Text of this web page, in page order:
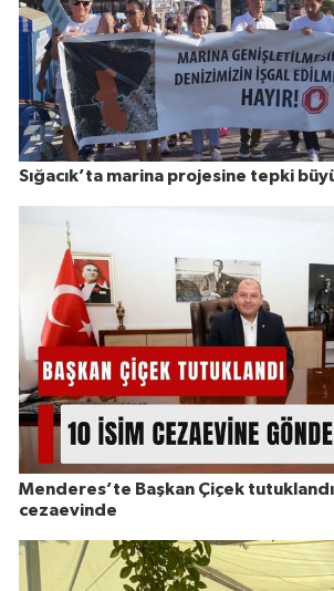
Sığacık’ta marina projesine tepki
Menderes’te Başkan Çiçek
cezaevinde